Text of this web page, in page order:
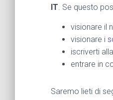
IT. Se questo
visionare il
visionare i
iscriverti
entrare in
Saremo lieti di